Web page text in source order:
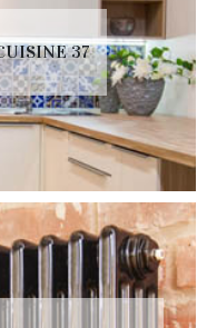
37